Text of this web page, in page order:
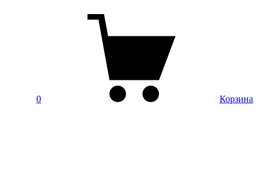
0 Корзина